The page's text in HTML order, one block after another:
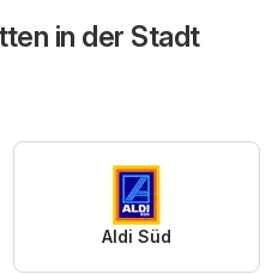
in der Stadt
Aldi Süd